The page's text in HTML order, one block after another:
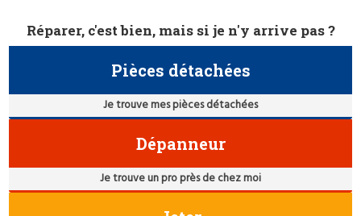
Réparer, c'est bien, mais si je n'y arrive pas ?
Pièces détachées
Je trouve mes pièces détachées
Dépanneur
Je trouve un pro près de chez moi